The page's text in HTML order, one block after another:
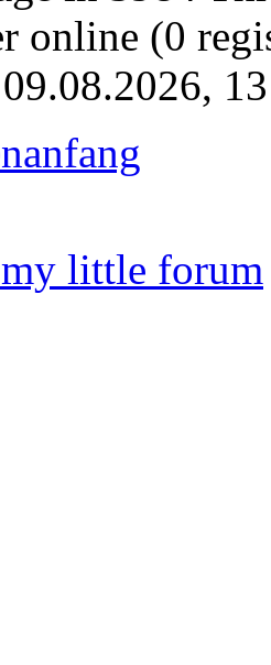
online (0
little forum